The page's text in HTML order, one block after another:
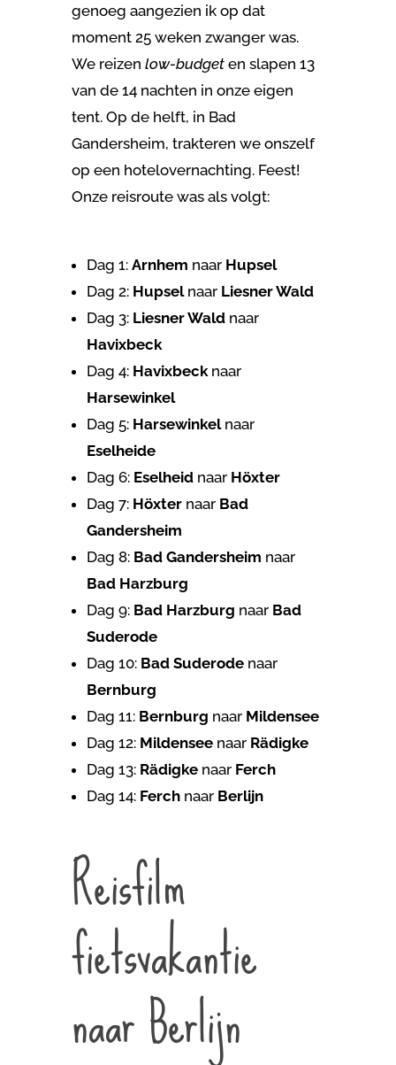
genoeg aangezien ik op dat
moment 25 weken zwanger was.
We reizen low-budgeten slapen 13
van de 14 nachten in onze eigen
tent. Op de helft, in Bad
Gandersheim, trakteren we onszelf
op een hotelovernachting. Feest!
Onze reisroute was als volgt:
Dag 1: Arnhem naar Hupsel
Dag 2: Hupselnaar Liesner Wald
Dag 3: Liesner Waldnaar
Havixbeck
Dag 4: Havixbecknaar
Harsewinkel
Dag 5: Harsewinkelnaar
Eselheide
Dag 6: Eselheidnaar Höxter
Dag 7: Höxternaar Bad
Gandersheim
Dag 8: Bad Gandersheim naar
Bad Harzburg
Dag 9: Bad Harzburg naar Bad
Suderode
Dag 10: Bad Suderodenaar
Bernburg
Dag 11: Bernburg naar Mildensee
Dag 12:Mildenseenaar Rädigke
Dag 13: Rädigkenaar Ferch
Dag 14: Ferchnaar Berlijn
Reisfilm
fietsvakantie
naar Berlijn